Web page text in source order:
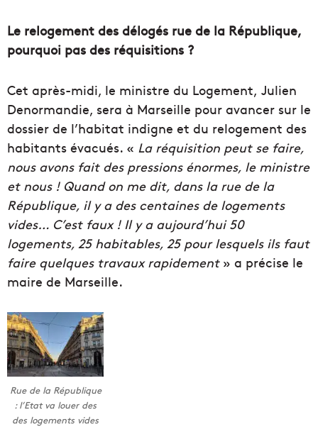
Le relogement des délogés rue de la République,
pourquoi pas des réquisitions ?
Cet après-midi, le ministre du Logement, Julien
Denormandie, sera à Marseille pour avancer sur le
dossier de l’habitat indigne et du relogement des
habitants évacués. « La réquisition peut se faire,
nous avons fait des pressions énormes, le ministre
et nous ! Quand on me dit, dans la rue de la
République, il y a des centaines de logements
vides… C’est faux ! Il y a aujourd’hui 50
logements, 25 habitables, 25 pour lesquels ils faut
faire quelques travaux rapidement» a précise le
maire de Marseille.
Rue de la République
: l’Etat va louer des
des logements vides